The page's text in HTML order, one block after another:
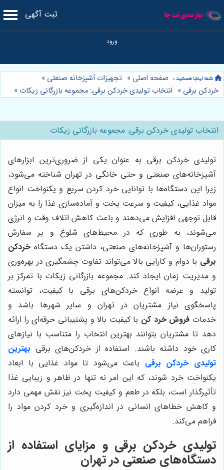
ثبت آگهی
صفحه اصلی » تجهیزات آشپزخانه صنعتی »
خردکن برقی » انتخاب تولیدی خردکن برقی: مجموعه بازرگانی زیکات »
انتخاب تولیدی خردکن برقی: مجموعه بازرگانی زیکات
تولیدی خردکن برقی به عنوان یکی از ضروری‌ترین ابزارهای
آشپزخانه‌های صنعتی و حتی خانگی در تهران شناخته می‌شود،
زیرا این دستگاه‌ها با توانایی خرد کردن سریع و یکنواخت انواع
مواد غذایی، کیفیت و سرعت پخت و آماده‌سازی غذا را به میزان
قابل توجهی افزایش می‌دهند و باعث کاهش اتلاف وقت و انرژی
می‌شوند، به طوری که در محیط‌های شلوغ و پر سفارش
رستوران‌ها و آشپزخانه‌های صنعتی، داشتن یک دستگاه خردکن
برقی با دوام و کارایی بالا می‌تواند تفاوت چشمگیری در بهره‌وری
و مدیریت زمان ایجاد کند. مجموعه بازرگانی زیکات با تمرکز بر
تولید و عرضه انواع خردکن‌های برقی با کیفیت، توانسته
پاسخگوی نیاز مشتریان در تهران و سایر شهرها باشد و
خدمات فروش خرد کن با کیفیت بالا و پشتیبانی حرفه‌ای را ارائه
دهد تا مشتریان بتوانند بهترین انتخاب را متناسب با نیازهای
کاری خود داشته باشند. استفاده از خردکن‌های برقی بهترین
تولیدی خردکن برقی باعث می‌شود تا مواد غذایی با ابعاد
یکنواخت خرد شوند، که این امر نه تنها در ظاهر و زیبایی غذا
تأثیرگذار است، بلکه در طعم و کیفیت پخت نیز نقش مهمی دارد
و کاهش خطاهای انسانی در اندازه‌گیری و خرد کردن مواد را
فراهم می‌کند.
تولیدی خردکن برقی و مزایای استفاده از
دستگاه‌های صنعتی در تهران